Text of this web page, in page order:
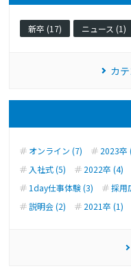
新卒 (17) ニュース (1)
カ
オンライン (7) 2023卒
入社式 (5)
2022卒 (4)
1day仕事体験 (3)
採用
説明会 (2)
2021卒 (1)